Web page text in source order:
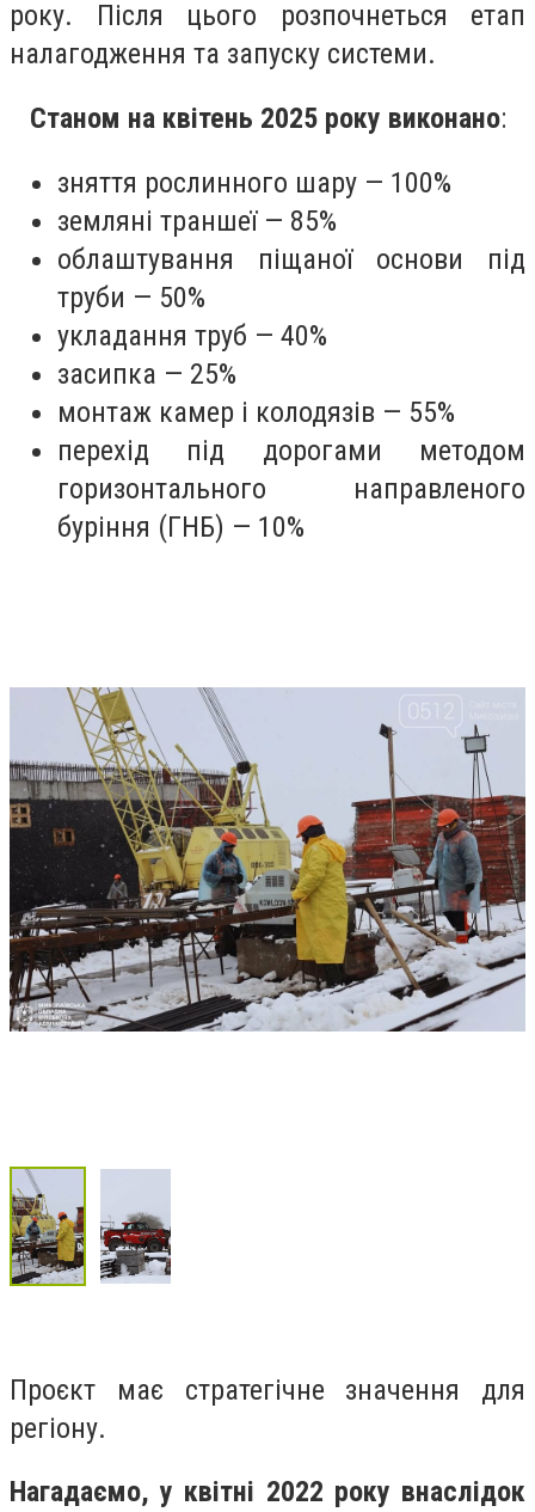
року. Після цього розпочнеться етап
налагодження та запуску системи.
Станом на квітень 2025 року виконано:
зняття рослинного шару — 100%
земляні траншеї — 85%
облаштування піщаної основи під
труби — 50%
укладання труб — 40%
засипка — 25%
монтаж камер і колодязів — 55%
перехід під дорогами методом
горизонтального направленого
буріння (ГНБ) — 10%
Проєкт має стратегічне значення для
регіону.
Нагадаємо, у квітні 2022 року внаслідок